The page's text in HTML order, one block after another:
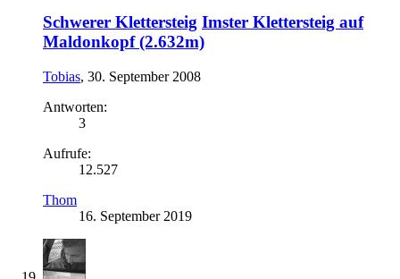
Schwerer Klettersteig Imster Klettersteig auf
Maldonkopf (2.632m)
Tobias, 30. September 2008
Antworten:
3
Aufrufe:
12.527
Thom
16. September 2019